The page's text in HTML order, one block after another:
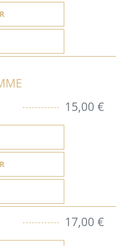
15,00 €
17,00 €